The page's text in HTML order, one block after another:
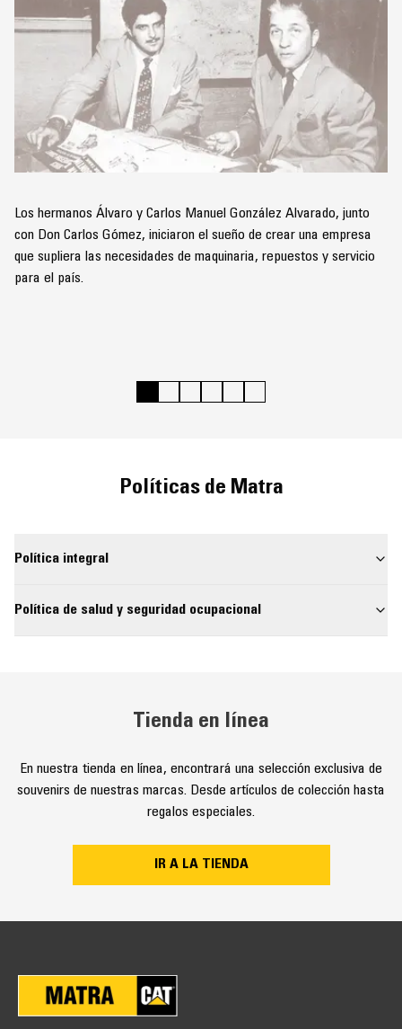
Los hermanos Álvaro y Carlos Manuel González Alvarado, junto
con Don Carlos Gómez, iniciaron el sueño de crear una empresa
que supliera las necesidades de maquinaria, repuestos y servicio
para el país.
Políticas de Matra
Política integral
Política de salud y seguridad ocupacional
Tienda en línea
En nuestra tienda en línea, encontrará una selección exclusiva de
souvenirs de nuestras marcas. Desde artículos de colección hasta
regalos especiales.
IR A LA TIENDA